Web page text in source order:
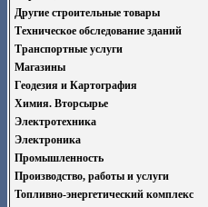
Другие строительные товары
Техническое обследование зданий
Транспортные услуги
Магазины
Геодезия и Картография
Химия. Вторсырье
Электротехника
Электроника
Промышленность
Производство, работы и услуги
Топливно-энергетический комплекс